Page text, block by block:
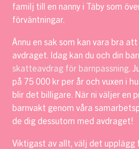
familj till en nanny i Täby som
förväntningar.
Ännu en sak som kan vara bra
avdraget. Idag kan du och din
skatteavdrag för barnpassning.
på 75 000 kr per år och vuxen i
blir det billigare. När ni väljer en
barnvakt genom våra
de dig dessutom med avdraget!
Viktigast av allt, välj det upplägg